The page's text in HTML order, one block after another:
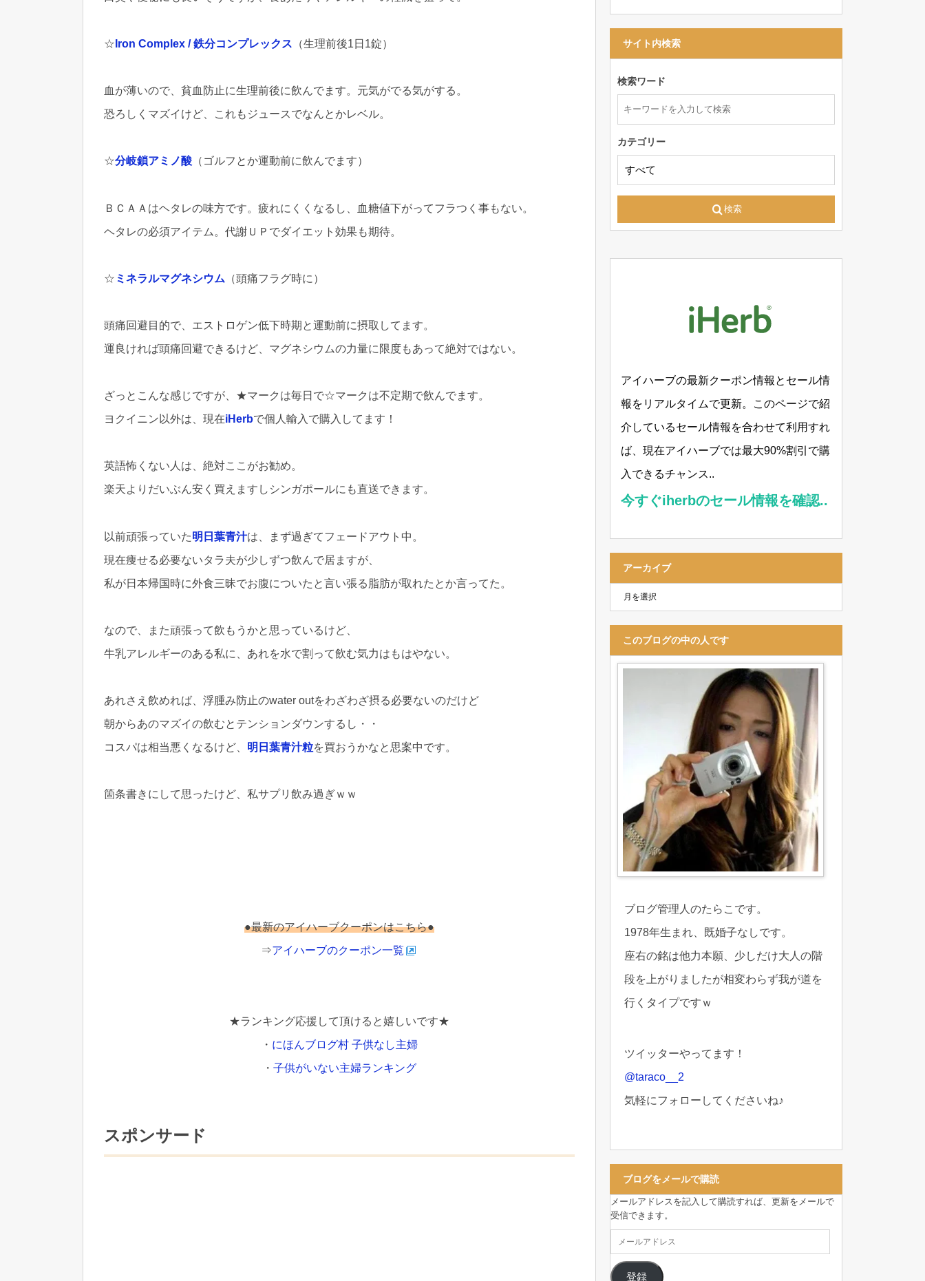
☆ Iron Complex / 鉄分コンプレックス （生理前後1日1錠）
血が薄いので、貧血防止に生理前後に飲んでます。元気がでる気がする。
恐ろしくマズイけど、これもジュースでなんとかレベル。
☆分岐鎖アミノ酸 （ゴルフとか運動前に飲んでます）
ＢＣＡＡはヘタレの味方です。疲れにくくなるし、血糖値下がってフラつく事もない。
ヘタレの必須アイテム。代謝ＵＰでダイエット効果も期待。
☆ ミネラルマグネシウム （頭痛フラグ時に）
頭痛回避目的で、エストロゲン低下時期と運動前に摂取してます。
運良ければ頭痛回避できるけど、マグネシウムの力量に限度もあって絶対ではない。
ざっとこんな感じですが、★マークは毎日で☆マークは不定期で飲んでます。
ヨクイニン以外は、現在iHerbで個人輸入で購入してます！
英語怖くない人は、絶対ここがお勧め。
楽天よりだいぶん安く買えますしシンガポールにも直送できます。
以前頑張っていた明日葉青汁は、まず過ぎてフェードアウト中。
現在痩せる必要ないタラ夫が少しずつ飲んで居ますが、
私が日本帰国時に外食三昧でお腹についたと言い張る脂肪が取れたとか言ってた。
なので、また頑張って飲もうかと思っているけど、
牛乳アレルギーのある私に、あれを水で割って飲む気力はもはやない。
あれさえ飲めれば、浮腫み防止のwater outをわざわざ摂る必要ないのだけど
朝からあのマズイの飲むとテンションダウンするし・・
コスパは相当悪くなるけど、 明日葉青汁粒を買おうかなと思案中です。
箇条書きにして思ったけど、私サプリ飲み過ぎｗｗ
●最新のアイハーブクーポンはこちら●
⇒アイハーブのクーポン一覧
★ランキング応援して頂けると嬉しいです★
・ にほんブログ村 子供なし主婦
・ 子供がいない主婦ランキング
スポンサード
サイト内検索
検索ワード
カテゴリー
検索
アイハーブの最新クーポン情報とセール情
報をリアルタイムで更新。このページで紹
介しているセール情報を合わせて利用すれ
ば、現在アイハーブでは最大90%割引で購
入できるチャンス..
今すぐiherbのセール情報を確認..
アーカイブ
このブログの中の人です
ブログ管理人のたらこです。
1978年生まれ、既婚子なしです。
座右の銘は他力本願、少しだけ大人の階
段を上がりましたが相変わらず我が道を
行くタイプですｗ
ツイッターやってます！
@taraco__2
気軽にフォローしてくださいね♪
ブログをメールで購読
メールアドレスを記入して購読すれば、更新をメールで
受信できます。
登録